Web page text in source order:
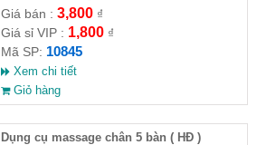
Giá bán : 3,800₫
Giá sỉ VIP : 1,800₫
Mã SP: 10845
Xem chi tiết
Giỏ hàng
Dụng cụ massage chân 5 bàn ( HĐ )